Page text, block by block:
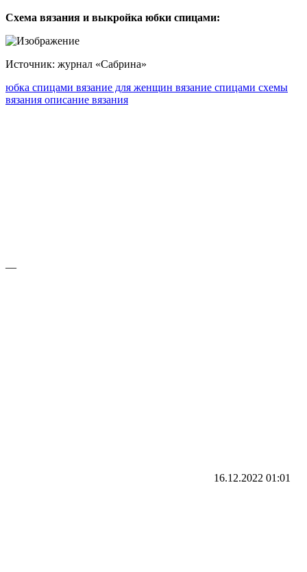
Схема вязания и выкройка юбки спицами:
Источник: журнал «Сабрина»
юбка спицами вязание для женщин вязание спицами схемы
вязания описание вязания
—
16.12.2022 01:01